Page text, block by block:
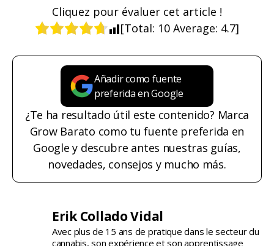
Cliquez pour évaluer cet article !
[Total: 10 Average: 4.7]
Añadir como fuente
preferida en Google
¿Te ha resultado útil este contenido? Marca
Grow Barato como tu fuente preferida en
Google y descubre antes nuestras guías,
novedades, consejos y mucho más.
Erik Collado Vidal
Avec plus de 15 ans de pratique dans le secteur du
cannabis, son expérience et son apprentissage